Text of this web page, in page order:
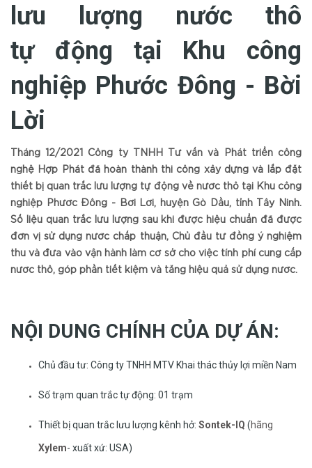
lưu lượng nước thô
tự động tại Khu công
nghiệp Phước Đông - Bời
Lời
Tháng 12/2021 Công ty TNHH Tư vấn và Phát triển công
nghệ Hợp Phát đã hoàn thành thi công xây dựng và lắp đặt
thiết bị quan trắc lưu lượng tự động về nước thô tại Khu công
nghiệp Phước Đông - Bời Lời, huyện Gò Dầu, tỉnh Tây Ninh.
Số liệu quan trắc lưu lượng sau khi được hiệu chuẩn đã được
đơn vị sử dụng nước chấp thuận, Chủ đầu tư đồng ý nghiệm
thu và đưa vào vận hành làm cơ sở cho việc tính phí cung cấp
nước thô, góp phần tiết kiệm và tăng hiệu quả sử dụng nước.
NỘI DUNG CHÍNH CỦA DỰ ÁN:
Chủ đầu tư: Công ty TNHH MTV Khai thác thủy lợi miền Nam
Số trạm quan trắc tự động: 01 trạm
Thiết bị quan trắc lưu lượng kênh hở: Sontek-IQ (hãng
Xylem- xuất xứ: USA)